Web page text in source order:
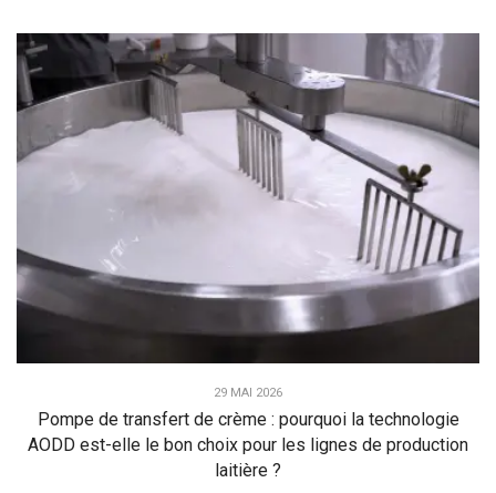
29 MAI 2026
Pompe de transfert de crème : pourquoi la technologie
AODD est-elle le bon choix pour les lignes de production
laitière ?